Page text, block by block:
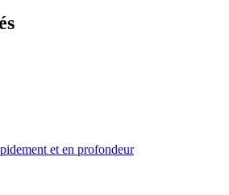
et en profondeur